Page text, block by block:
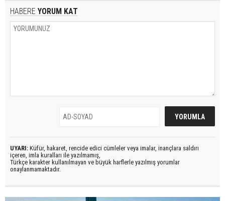
HABERE YORUM KAT
UYARI: Küfür, hakaret, rencide edici cümleler veya imalar, inançlara saldırı
içeren, imla kuralları ile yazılmamış,
Türkçe karakter kullanılmayan ve büyük harflerle yazılmış yorumlar
onaylanmamaktadır.